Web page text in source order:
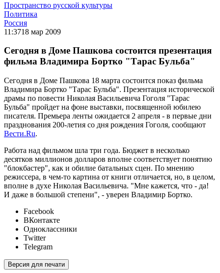
Пространство русской культуры
Политика
Россия
11:3718 мар 2009
Сегодня в Доме Пашкова состоится презентация
фильма Владимира Бортко "Тарас Бульба"
Сегодня в Доме Пашкова 18 марта состоится показ фильма
Владимира Бортко "Тарас Бульба". Презентация исторической
драмы по повести Николая Васильевича Гоголя "Тарас
Бульба" пройдет на фоне выставки, посвященной юбилею
писателя. Премьера ленты ожидается 2 апреля - в первые дни
празднования 200-летия со дня рождения Гоголя, сообщают
Вести.Ru.
Работа над фильмом шла три года. Бюджет в несколько
десятков миллионов долларов вполне соответствует понятию
"блокбастер", как и обилие батальных сцен. По мнению
режиссера, в чем-то картина от книги отличается, но, в целом,
вполне в духе Николая Васильевича. "Мне кажется, что - да!
И даже в большой степени", - уверен Владимир Бортко.
Facebook
ВКонтакте
Одноклассники
Twitter
Telegram
Версия для печати